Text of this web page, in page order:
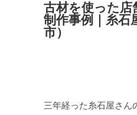
古材を使った店
制作事例｜糸石
市）
三年経った糸石屋さん